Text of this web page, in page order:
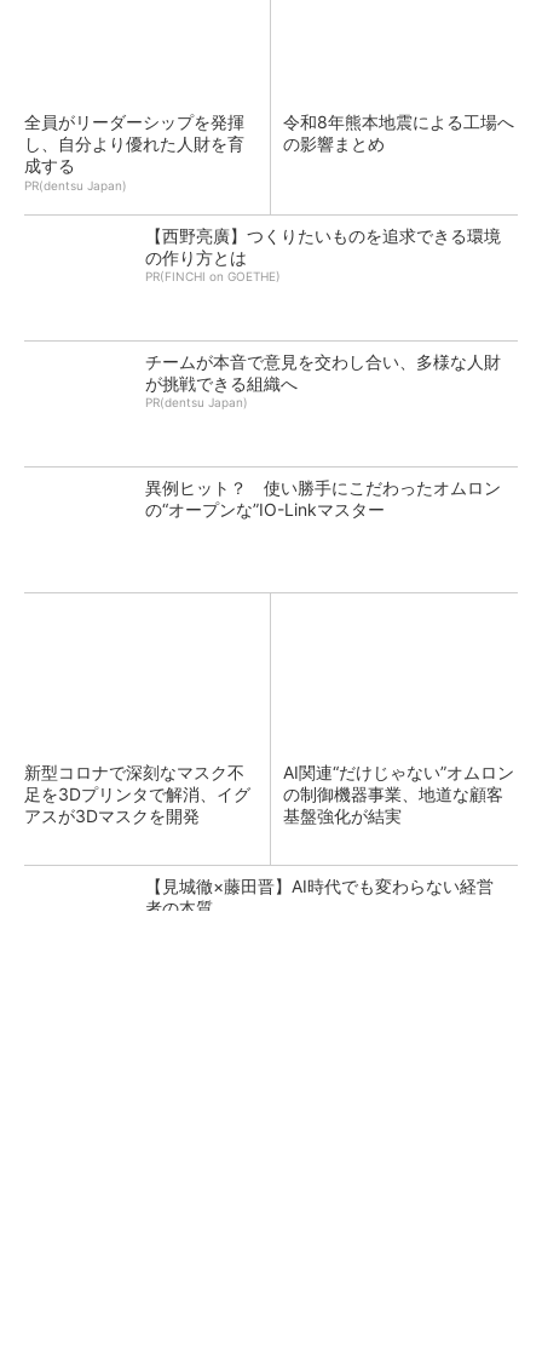
全員がリーダーシップを発揮
し、自分より優れた人財を育
成する
PR(dentsu Japan)
令和8年熊本地震による工場へ
の影響まとめ
【西野亮廣】つくりたいものを追求できる環境
の作り方とは
PR(FINCHI on GOETHE)
チームが本音で意見を交わし合い、多様な人財
が挑戦できる組織へ
PR(dentsu Japan)
異例ヒット？ 使い勝手にこだわったオムロン
の“オープンな”IO-Linkマスター
新型コロナで深刻なマスク不
足を3Dプリンタで解消、イグ
アスが3Dマスクを開発
AI関連“だけじゃない”オムロン
の制御機器事業、地道な顧客
基盤強化が結実
【見城徹×藤田晋】AI時代でも変わらない経営
者の本質